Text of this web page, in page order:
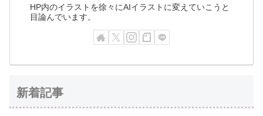
HP内のイラストを徐々にAIイラストに変えていこうと
目論んでいます。
新着記事